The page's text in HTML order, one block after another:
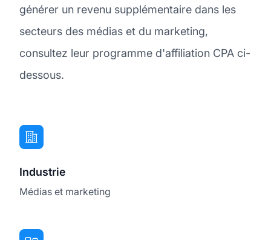
générer un revenu supplémentaire dans les
secteurs des médias et du marketing,
consultez leur programme d'affiliation CPA ci-
dessous.
Industrie
Médias et marketing